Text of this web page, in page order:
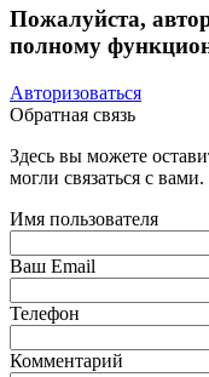
Пожалуйста,
полному
Авторизоваться
Обратная связь
Здесь вы можете
могли связаться с вами.
Имя пользователя
Ваш Email
Телефон
Комментарий